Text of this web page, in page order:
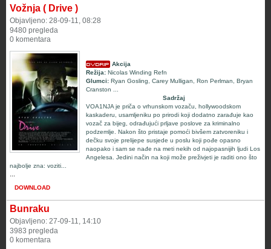
Vožnja ( Drive )
Objavljeno: 28-09-11, 08:28
9480 pregleda
0 komentara
Akcija
Režija: Nicolas Winding Refn
Glumci: Ryan Gosling, Carey Mulligan, Ron Perlman, Bryan
Cranston
Sadržaj
VOA1NJA je priča o vrhunskom vozaču, hollywoodskom
kaskaderu, usamljeniku po prirodi koji dodatno zarađuje kao
vozač za bijeg, odrađujući prljave poslove za kriminalno
podzemlje. Nakon što pristaje pomoći bivšem zatvoreniku i
dečku svoje prelijepe susjede u poslu koji pođe opasno
naopako i sam se nađe na meti nekih od najopasnijih ljudi Los
Angelesa. Jedini način na koji može preživjeti je raditi ono što
najbolje zna: voziti...
...
DOWNLOAD
Bunraku
Objavljeno: 27-09-11, 14:10
3983 pregleda
0 komentara